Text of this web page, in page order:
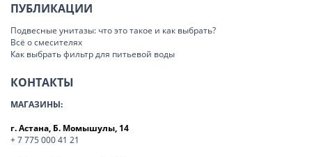
ПУБЛИКАЦИИ
Подвесные унитазы: что это такое и как выбрать?
Всё о смесителях
Как выбрать фильтр для питьевой воды
КОНТАКТЫ
МАГАЗИНЫ:
г. Астана, Б. Момышулы, 14
+ 7 775 000 41 21